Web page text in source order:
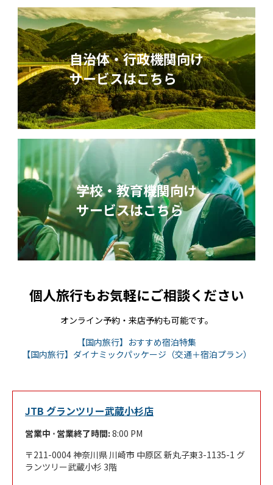
自治体・行政機関向け
サービスはこちら
学校・教育機関向け
サービスはこちら
個人旅行もお気軽にご相談ください
オンライン予約・来店予約も可能です。
【国内旅行】おすすめ宿泊特集
【国内旅行】ダイナミックパッケージ（交通＋宿泊プラン）
JTB グランツリー武蔵小杉店
営業中 ⋅ 営業終了時間: 8:00 PM
211-0004神奈川県川崎市 中原区新丸子東3-1135-1 グ
ランツリー武蔵小杉 3階